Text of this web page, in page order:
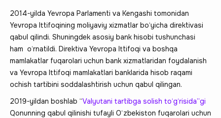
2014-yilda Yevropa Parlamenti va Kengashi tomonidan
Yevropa Ittifoqining moliyaviy xizmatlar bo‘yicha direktivasi
qabul qilindi. Shuningdek asosiy bank hisobi tushunchasi
ham o‘rnatildi. Direktiva Yevropa Ittifoqi va boshqa
mamlakatlar fuqarolari uchun bank xizmatlaridan foydalanish
va Yevropa Ittifoqi mamlakatlari banklarida hisob raqami
ochish tartibini soddalashtirish uchun qabul qilingan.
2019-yildan boshlab “Valyutani tartibga solish to‘g‘risida”gi
Qonunning qabul qilinishi tufayli O‘zbekiston fuqarolari uchun